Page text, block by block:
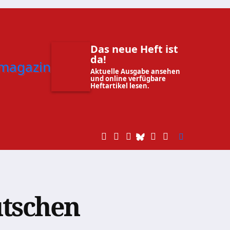
Das neue Heft ist
da!
Aktuelle Ausgabe ansehen
und online verfügbare
Heftartikel lesen.